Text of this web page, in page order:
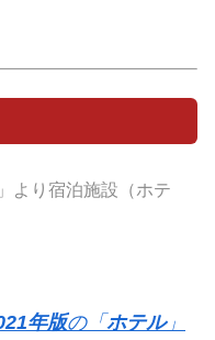
より宿泊施設（ホテ
年版の「ホテル」